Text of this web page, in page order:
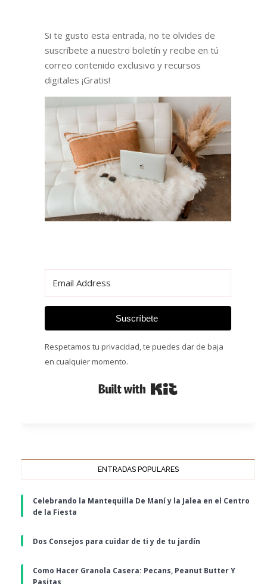
Si te gusto esta entrada, no te olvides de
suscríbete a nuestro boletín y recibe en tú
correo contenido exclusivo y recursos
digitales ¡Gratis!
Suscríbete
Respetamos tu privacidad, te puedes dar de baja
en cualquier momento.
ENTRADAS POPULARES
Celebrando la Mantequilla De Maní y la Jalea en el Centro
de la Fiesta
Dos Consejos para cuidar de ti y de tu jardín
Como Hacer Granola Casera: Pecans, Peanut Butter Y
Pasitas